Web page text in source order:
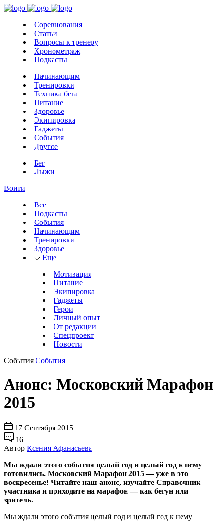
Соревнования
Статьи
Вопросы к тренеру
Хронометраж
Подкасты
Начинающим
Тренировки
Техника бега
Питание
Здоровье
Экипировка
Гаджеты
События
Другое
Бег
Лыжи
Войти
Все
Подкасты
События
Начинающим
Тренировки
Здоровье
Еще
Мотивация
Питание
Экипировка
Гаджеты
Герои
Личный опыт
От редакции
Спецпроект
Новости
События События
Анонс: Московский Марафон
2015
17 Сентября 2015
16
Автор Ксения Афанасьева
Мы ждали этого события целый год и целый год к нему
готовились. Московский Марафон 2015 — уже в это
воскресенье! Читайте наш анонс, изучайте Справочник
участника и приходите на марафон — как бегун или
зритель.
Мы ждали этого события целый год и целый год к нему